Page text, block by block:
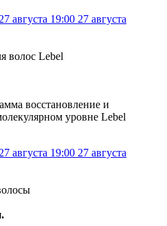
27 августа 19:00 27 августа
волос Lebel
восстановление и
уровне Lebel
27 августа 19:00 27 августа